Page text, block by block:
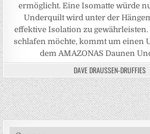
ermöglicht. Eine Isomatte würde
Underquilt wird unter der
effektive Isolation zu
schlafen möchte, kommt um einen
dem AMAZONAS Daunen
DAVE DRAUSSEN-DRUFFIES